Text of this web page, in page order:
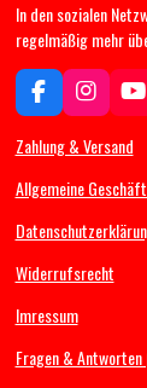
In den sozialen
regelmäßig mehr
F
a
c
b
o
I
n
s
a
r
m
Y
o
u
u
e
Zahlung & Versand
Allgemeine
Widerrufsrecht
Imressum
Fragen & Antworten